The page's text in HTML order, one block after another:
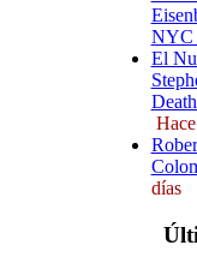
NYC
El
días